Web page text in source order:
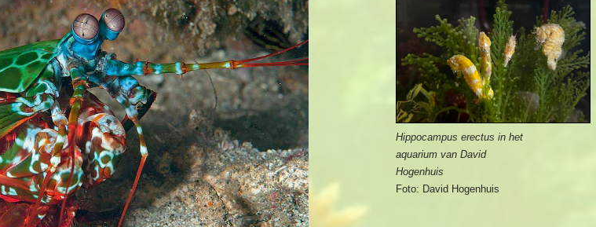
Hippocampus erectus in het
aquarium van David
Hogenhuis
Foto: David Hogenhuis